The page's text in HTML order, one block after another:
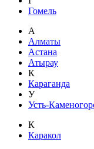
Гомель
А
Алматы
Астана
Атырау
К
Караганда
У
Усть-
К
Каракол